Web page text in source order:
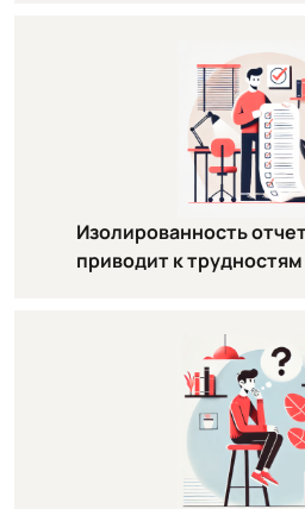
Изолированность
приводит к